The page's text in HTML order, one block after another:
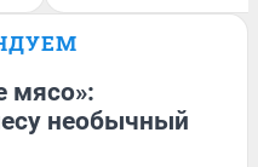
мясо»:
необычный